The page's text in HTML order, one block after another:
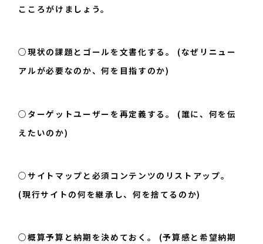
こころがけましょう。
○現状の課題とゴールを文書化する。 (なぜリニュー
アルが必要なのか、何を目指すのか)
○ターゲットユーザーを再定義する。 (誰に、何を伝
えたいのか)
○サイトマップと必須コンテンツのリストアップ。
(現行サイトの何を継承し、何を捨てるのか)
○概算予算と納期を決めておく。 (予算感と希望納期